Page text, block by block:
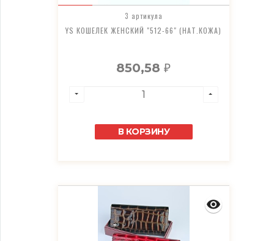
3 артикула
YS КОШЕЛЕК ЖЕНСКИЙ "512-66" (НАТ.КОЖА)
850,58₽
В КОРЗИНУ